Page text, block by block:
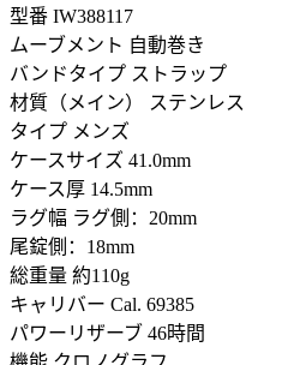
型番 IW388117
ムーブメント 自動巻き
バンドタイプ ストラップ
材質（メイン） ステンレス
タイプ メンズ
ケースサイズ 41.0mm
ケース厚 14.5mm
ラグ幅 ラグ側：20mm
尾錠側：18mm
総重量 約110g
キャリバー Cal. 69385
パワーリザーブ 46時間